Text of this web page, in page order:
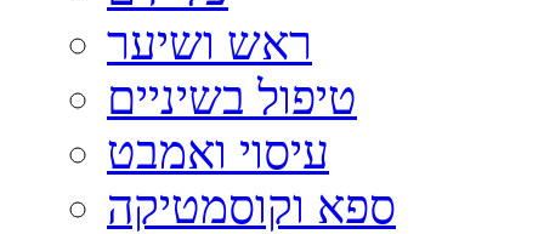
ראש ושיער
טיפול בשיניים
עיסוי ואמבט
ספא וקוסמטיקה